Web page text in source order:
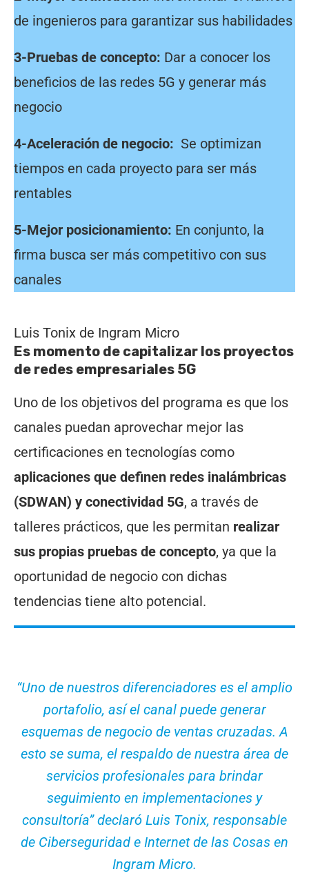
de ingenieros para garantizar sus habilidades
3-Pruebas de concepto: Dar a conocer los
beneficios de las redes 5G y generar más
negocio
4-Aceleración de negocio: Se optimizan
tiempos en cada proyecto para ser más
rentables
5-Mejor posicionamiento: En conjunto, la
firma busca ser más competitivo con sus
canales
Luis Tonix de Ingram Micro
Es momento de capitalizar los proyectos
de redes empresariales 5G
Uno de los objetivos del programa es que los
canales puedan aprovechar mejor las
certificaciones en tecnologías como
aplicaciones que definen redes inalámbricas
(SDWAN) y conectividad 5G, a través de
talleres prácticos, que les permitan realizar
sus propias pruebas de concepto, ya que la
oportunidad de negocio con dichas
tendencias tiene alto potencial.
“Uno de nuestros diferenciadores es el amplio
portafolio, así el canal puede generar
esquemas de negocio de ventas cruzadas. A
esto se suma, el respaldo de nuestra área de
servicios profesionales para brindar
seguimiento en implementaciones y
consultoría” declaró Luis Tonix, responsable
de Ciberseguridad e Internet de las Cosas en
Ingram Micro.